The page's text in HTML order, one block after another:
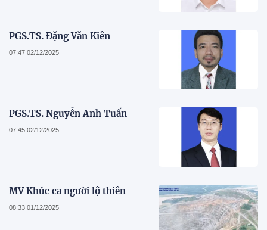
PGS.TS. Đặng Văn Kiên
07:47 02/12/2025
PGS.TS. Nguyễn Anh Tuấn
07:45 02/12/2025
MV Khúc ca người lộ thiên
08:33 01/12/2025